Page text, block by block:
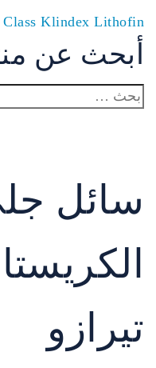
سائل
تيرازو
Klindex Lithofin
أبحث عن
البحث
عن: